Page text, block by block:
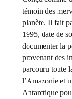
témoin des
planète. Il fait
1995, date de
documenter la
provenant des
parcouru toute
l’Amazonie et
Antarctique